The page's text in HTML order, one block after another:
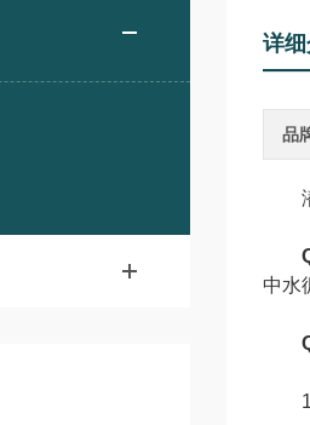
详
品
潜
中水